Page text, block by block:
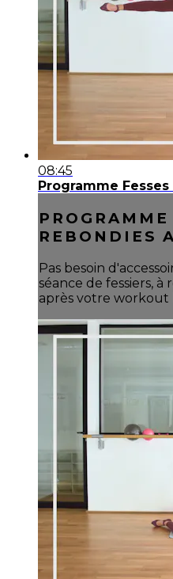
08:45
Programme
PROGRAMME
REBONDIES
Pas besoin
séance de fessiers,
après votre workout